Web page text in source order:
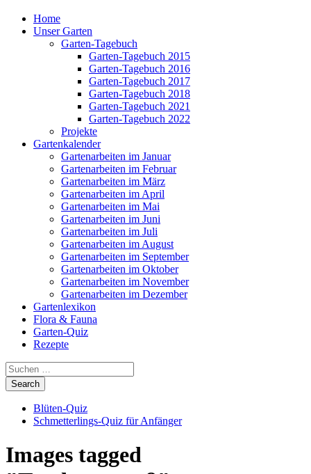
Home
Unser Garten
Garten-Tagebuch
Garten-Tagebuch 2015
Garten-Tagebuch 2016
Garten-Tagebuch 2017
Garten-Tagebuch 2018
Garten-Tagebuch 2021
Garten-Tagebuch 2022
Projekte
Gartenkalender
Gartenarbeiten im Januar
Gartenarbeiten im Februar
Gartenarbeiten im März
Gartenarbeiten im April
Gartenarbeiten im Mai
Gartenarbeiten im Juni
Gartenarbeiten im Juli
Gartenarbeiten im August
Gartenarbeiten im September
Gartenarbeiten im Oktober
Gartenarbeiten im November
Gartenarbeiten im Dezember
Gartenlexikon
Flora & Fauna
Garten-Quiz
Rezepte
Blüten-Quiz
Schmetterlings-Quiz für Anfänger
Images tagged